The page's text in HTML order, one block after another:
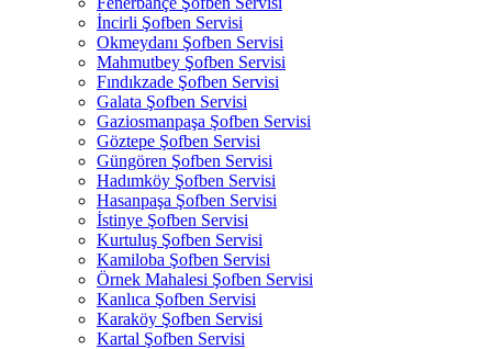
İncirli Şofben Servisi
Okmeydanı Şofben Servisi
Mahmutbey Şofben Servisi
Fındıkzade Şofben Servisi
Galata Şofben Servisi
Gaziosmanpaşa Şofben Servisi
Göztepe Şofben Servisi
Güngören Şofben Servisi
Hadımköy Şofben Servisi
Hasanpaşa Şofben Servisi
İstinye Şofben Servisi
Kurtuluş Şofben Servisi
Kamiloba Şofben Servisi
Örnek Mahalesi Şofben Servisi
Kanlıca Şofben Servisi
Karaköy Şofben Servisi
Kartal Şofben Servisi